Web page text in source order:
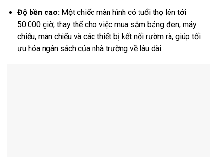
Độ bền cao:Một chiếc màn hình có tuổi thọ lên tới
50.000 giờ, thay thế cho việc mua sắm bảng đen, máy
chiếu, màn chiếu và các thiết bị kết nối rườm rà, giúp tối
ưu hóa ngân sách của nhà trường về lâu dài.